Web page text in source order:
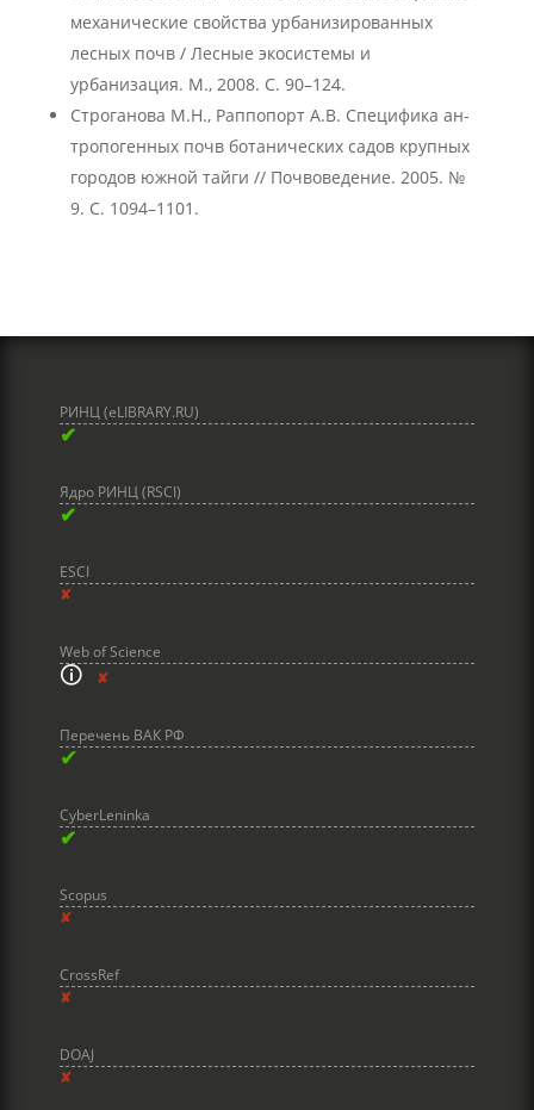
механические свойства урбанизированных
лесных почв / Лесные экосистемы и
урбанизация. М., 2008. С. 90–124.
Строганова М.Н., Раппопорт А.В. Специфика ан-
тропогенных почв ботанических садов крупных
городов южной тайги // Почвоведение. 2005. №
9. С. 1094–1101.
РИНЦ (eLIBRARY.RU)
✔
Ядро РИНЦ (RSCI)
✔
ESCI
✘
Web of Science
🛈✘
Перечень ВАК РФ
✔
CyberLeninka
✔
Scopus
✘
CrossRef
✘
DOAJ
✘